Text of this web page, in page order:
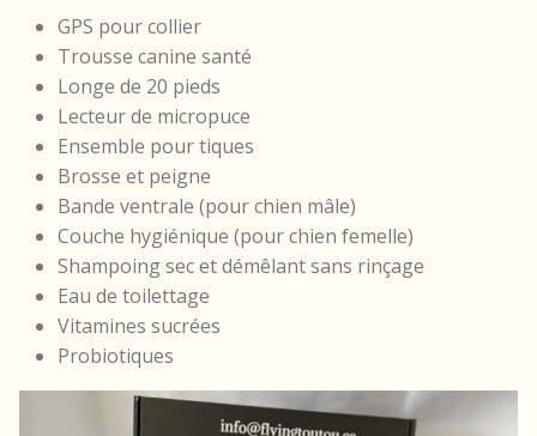
GPS pour collier
Trousse canine santé
Longe de 20 pieds
Lecteur de micropuce
Ensemble pour tiques
Brosse et peigne
Bande ventrale (pour chien mâle)
Couche hygiénique (pour chien femelle)
Shampoing sec et démêlant sans rinçage
Eau de toilettage
Vitamines sucrées
Probiotiques